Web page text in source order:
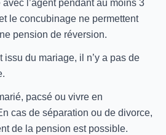
l’agent pendant au moins 3
le concubinage ne permettent
pension de réversion.
issu du mariage, il n’y a pas de
pacsé ou vivre en
cas de séparation ou de divorce,
de la pension est possible.